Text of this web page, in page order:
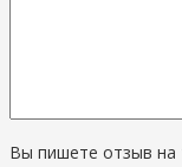
Вы пишете отзыв на